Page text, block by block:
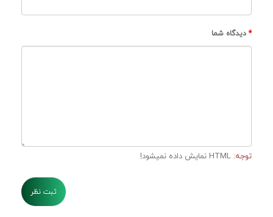
دیدگاه شما
توجه:
ثبت نظر